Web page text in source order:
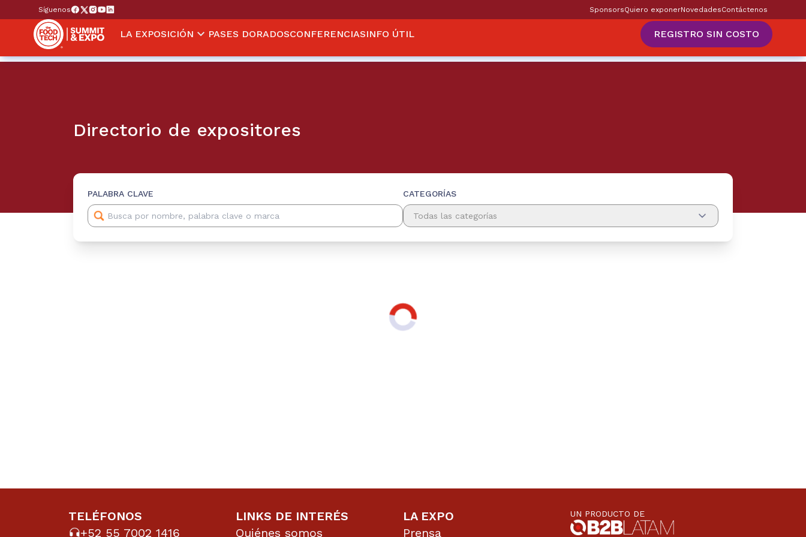
Síguenos SponsorsQuiero exponerNovedadesContáctenos
LA EXPOSICIÓN PASES DORADOSCONFERENCIASINFO ÚTIL REGISTRO SIN COSTO
Directorio de expositores
PALABRA CLAVE CATEGORÍAS
Todas las categorías
TELÉFONOS
+52 55 7002 1416
LINKS DE INTERÉS
Quiénes somos
LA EXPO
Prensa
UN PRODUCTO DE